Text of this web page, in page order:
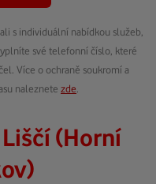
s individuální nabídkou služeb,
své telefonní číslo, které
Více o ochraně soukromí a
naleznete zde
Liščí (Horní